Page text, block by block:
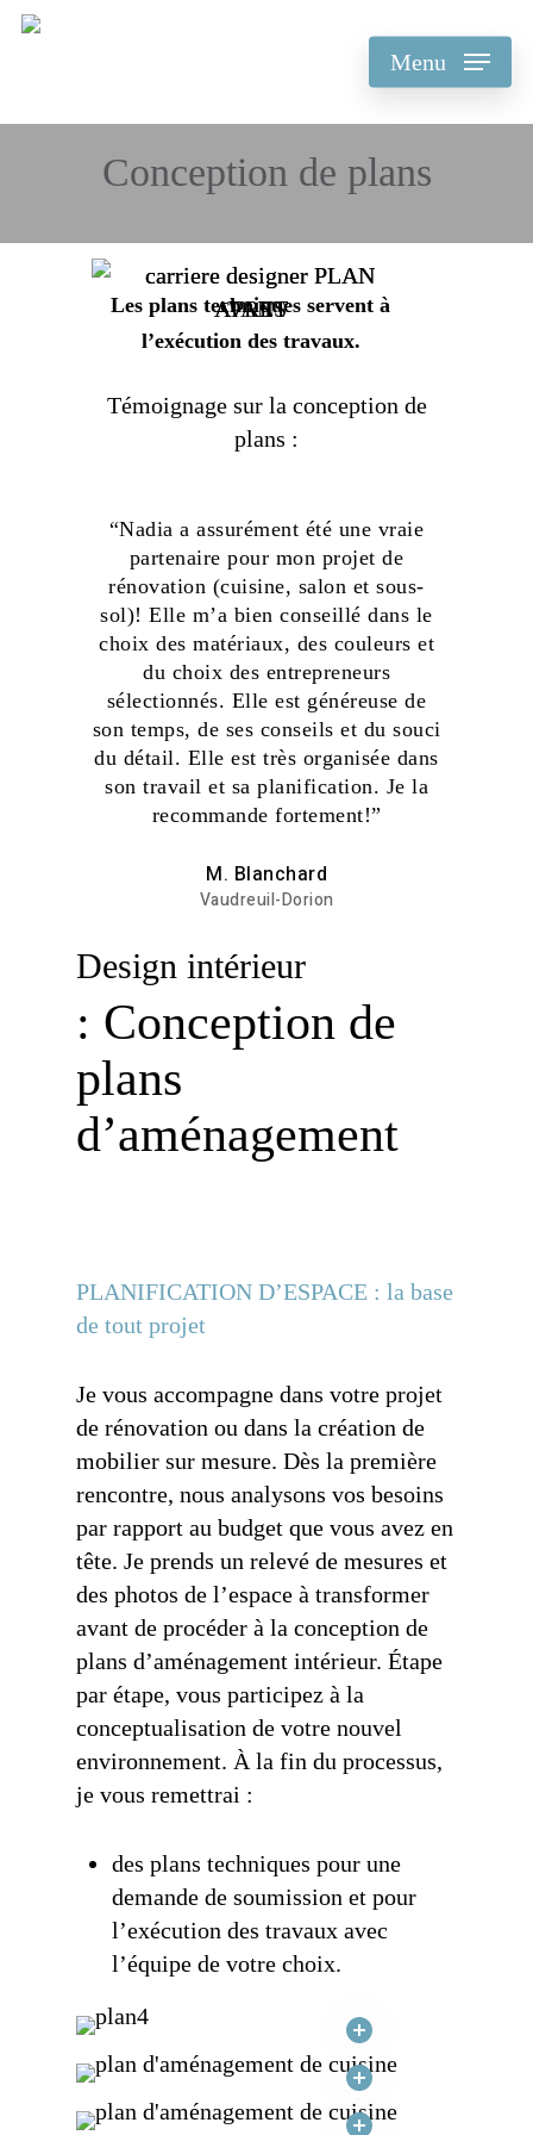
Skip
Menu
Conception de plans
Les plans techniques servent à
l’exécution des travaux.
Témoignage sur la conception de
plans :
“Nadia a assurément été une vraie
partenaire pour mon projet de
rénovation (cuisine, salon et sous-
sol)! Elle m’a bien conseillé dans le
choix des matériaux, des couleurs et
du choix des entrepreneurs
sélectionnés. Elle est généreuse de
son temps, de ses conseils et du souci
du détail. Elle est très organisée dans
son travail et sa planification. Je la
recommande fortement!”
M. Blanchard
Vaudreuil-Dorion
Design intérieur
: Conception de
plans
d’aménagement
PLANIFICATION D’ESPACE : la base
de tout projet
Je vous accompagne dans votre projet
de rénovation ou dans la création de
mobilier sur mesure. Dès la première
rencontre, nous analysons vos besoins
par rapport au budget que vous avez en
tête. Je prends un relevé de mesures et
des photos de l’espace à transformer
avant de procéder à la conception de
plans d’aménagement intérieur. Étape
par étape, vous participez à la
conceptualisation de votre nouvel
environnement. À la fin du processus,
je vous remettrai :
des plans techniques pour une
demande de soumission et pour
l’exécution des travaux avec
l’équipe de votre choix.